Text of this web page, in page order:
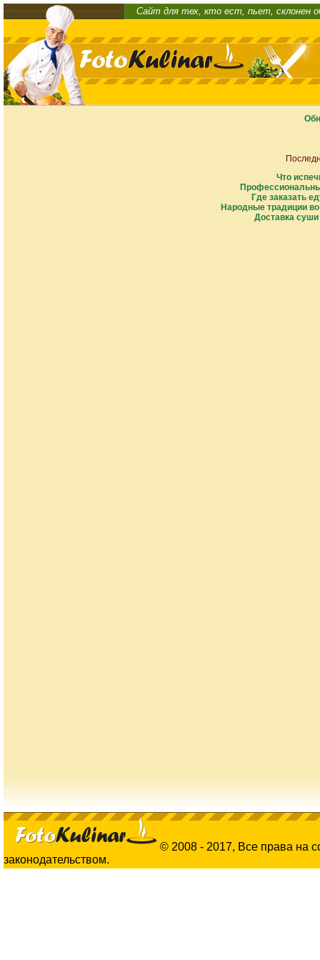
Сайт для тех, кто ест, пьет, склонен
Что
Где заказать
Народные традиции
Доставка
© 2008 - 2017, Все права на
законодательством.